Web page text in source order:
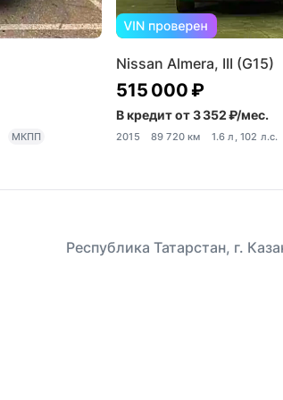
МКПП
Nissan Almera, III (G15)
515 000 ₽
В кредит от 3 352 ₽/мес.
2015 89 720 км 1.6 л, 102 л.с.
Республика Татарстан, г.